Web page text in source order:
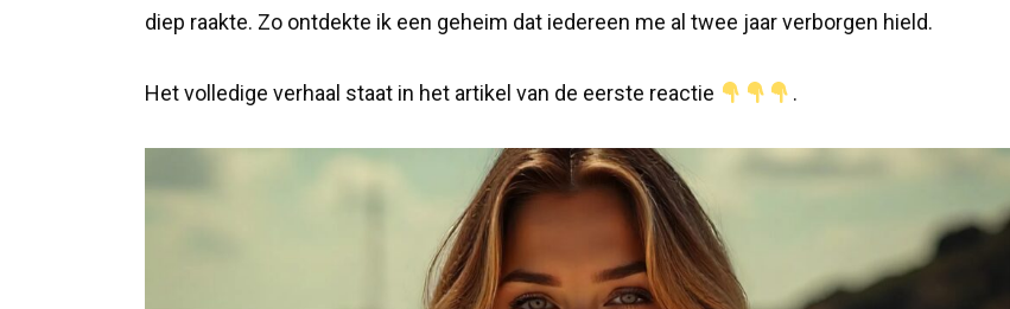
diep raakte. Zo ontdekte ik een geheim dat iedereen me al twee jaar verborgen hield.
Het volledige verhaal staat in het artikel van de eerste reactie .